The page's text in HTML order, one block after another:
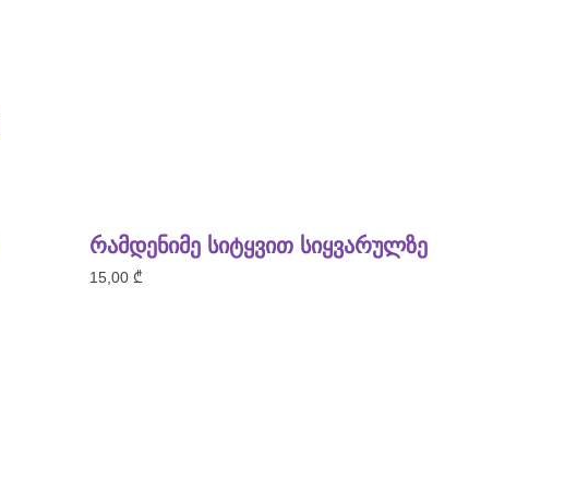
რამდენიმე სიტყვით სიყვარულზე
15,00 ₾